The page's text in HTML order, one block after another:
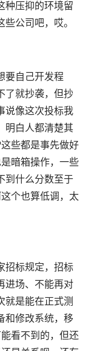
种压抑的环境留
公司吧，哎。
要自己开发程
了就抄袭，但抄
说像这次投标我
明白人都清楚其
些都是事先做好
暗箱操作，一些
到什么分数至于
个也算低调，太
招标规定，招标
进场、不能再对
就是能在正式测
和修改系统，移
看不到的，但还